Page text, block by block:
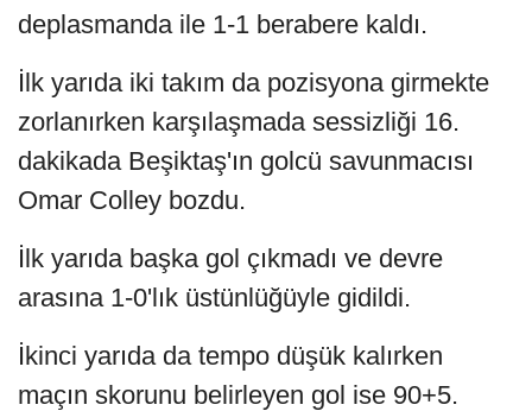
deplasmanda ile 1-1 berabere kaldı.
İlk yarıda iki takım da pozisyona girmekte
zorlanırken karşılaşmada sessizliği 16.
dakikada Beşiktaş'ın golcü savunmacısı
Omar Colley bozdu.
İlk yarıda başka gol çıkmadı ve devre
arasına 1-0'lık üstünlüğüyle gidildi.
İkinci yarıda da tempo düşük kalırken
maçın skorunu belirleyen gol ise 90+5.